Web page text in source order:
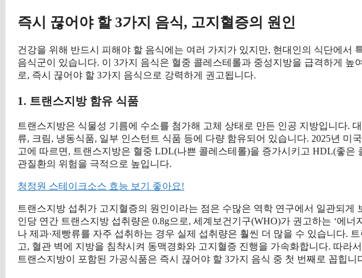
즉시 끊어야 할 3가지 음식, 고지혈증의 원인
건강을 위해 반드시 피해야 할 음식에는 여러 가지가 있지만, 현대인의 식단에서
음식군이 있습니다. 이 3가지 음식은 혈중 콜레스테롤과 중성지방을 급격하게 높
로, 즉시 끊어야 할 3가지 음식으로 강력하게 권고됩니다.
1. 트랜스지방 함유 식품
트랜스지방은 식물성 기름에 수소를 첨가해 고체 상태로 만든 인공 지방입니다.
류, 크림, 냉동식품, 일부 인스턴트 식품 등에 다량 함유되어 있습니다. 2025년 미
고에 따르면, 트랜스지방은 혈중 LDL(나쁜 콜레스테롤)을 증가시키고 HDL(좋은
관질환의 위험을 극적으로 높입니다.
청정원 스테이크소스 효능 보기 좋아요!
트랜스지방 섭취가 고지혈증의 원인이라는 점은 수많은 역학 연구에서 일관되게
인당 연간 트랜스지방 섭취량은 0.8g으로, 세계보건기구(WHO)가 권고하는 ‘에너
나 제과·제빵류를 자주 섭취하는 경우 실제 섭취량은 훨씬 더 많을 수 있습니다.
고, 혈관 벽에 지방을 침착시켜 동맥경화와 고지혈증 진행을 가속화합니다. 따라
트랜스지방이 포함된 가공식품은 즉시 끊어야 할 3가지 음식 중 첫 번째로 꼽힙니